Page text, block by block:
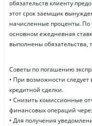
обязательств клиенту
этот срок заемщик
начисленные проценты. По
основном ежедневная
выполнены обязательства,
Советы по погашению
• При возможности
кредитной сделки.
• Снизить комиссионные
финансовых операций
• Для получения